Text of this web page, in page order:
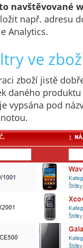
navštěvované
např. adresu
Analytics.
ve
zboží jistě
daného
vypsána pod